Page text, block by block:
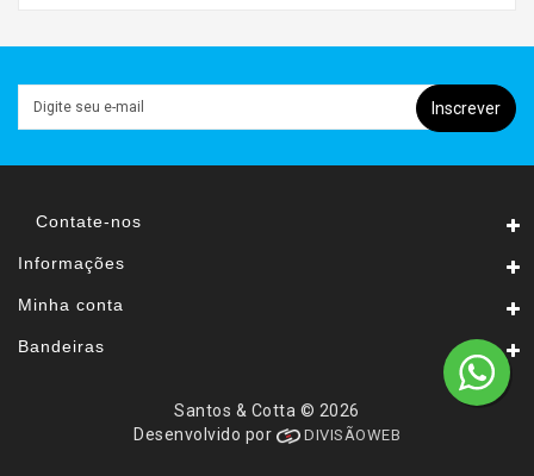
Inscrever
Contate-nos
Informações
Minha conta
Bandeiras
Santos & Cotta © 2026
Desenvolvido por
DIVISÃOWEB